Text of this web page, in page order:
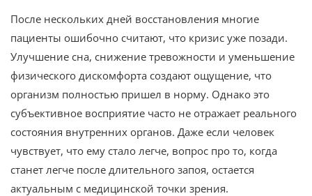
После нескольких дней восстановления многие
пациенты ошибочно считают, что кризис уже позади.
Улучшение сна, снижение тревожности и уменьшение
физического дискомфорта создают ощущение, что
организм полностью пришел в норму. Однако это
субъективное восприятие часто не отражает реального
состояния внутренних органов. Даже если человек
чувствует, что ему стало легче, вопрос про то, когда
станет легче после длительного запоя, остается
актуальным с медицинской точки зрения.